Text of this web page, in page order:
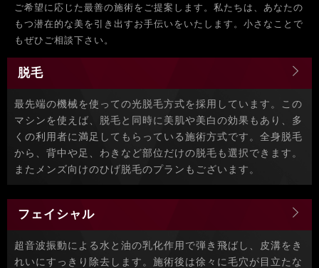
ご希望に応じた最善の施術をご提案します。私たちは、あなたの
もつ潜在的な美を引き出すお手伝いをいたします。小さなことで
もぜひご相談下さい。
脱毛
最先端の機械を使っての光脱毛方式を採用しています。この
マシンを使えば、脱毛と同時に美肌や美白の効果もあり、多
くの利用者に満足してもらっている施術方式です。全身脱毛
から、背中や足、わきなど部位だけの脱毛も選択できます。
またメンズ向けのひげ脱毛のプランもございます。
フェイシャル
超音波振動による水と油の乳化作用で弾き飛ばし、皮溝をき
れいにすっきり除去します。施術後は徐々に毛穴が目立たな